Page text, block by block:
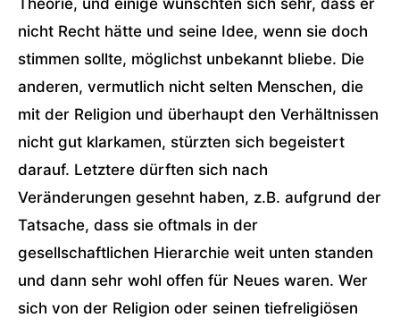
Theorie, und einige wünschten sich sehr, dass er
nicht Recht hätte und seine Idee, wenn sie doch
stimmen sollte, möglichst unbekannt bliebe. Die
anderen, vermutlich nicht selten Menschen, die
mit der Religion und überhaupt den Verhältnissen
nicht gut klarkamen, stürzten sich begeistert
darauf. Letztere dürften sich nach
Veränderungen gesehnt haben, z.B. aufgrund der
Tatsache, dass sie oftmals in der
gesellschaftlichen Hierarchie weit unten standen
und dann sehr wohl offen für Neues waren. Wer
sich von der Religion oder seinen tiefreligiösen